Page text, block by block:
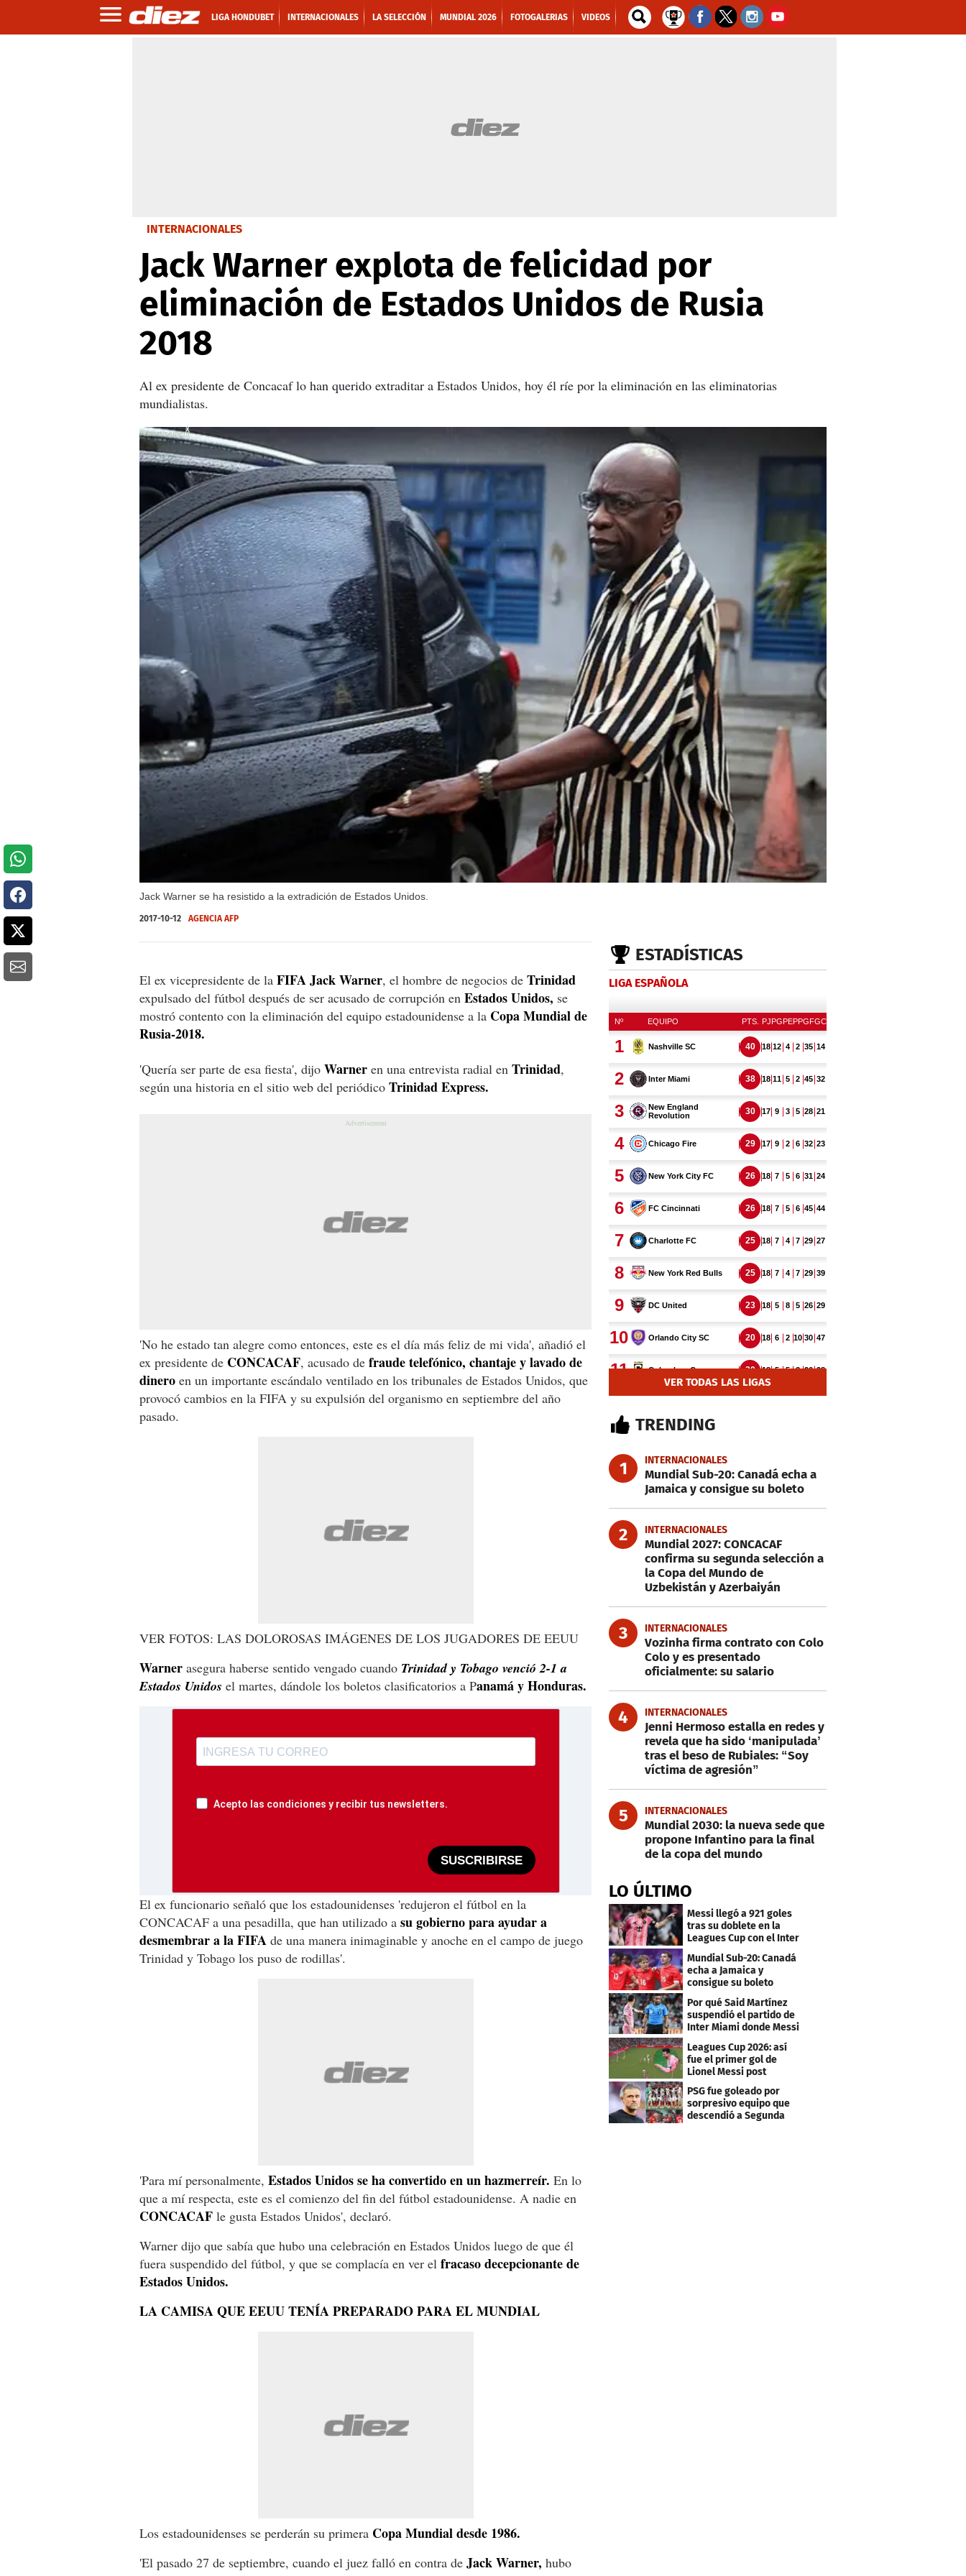
LIGA HONDUBET INTERNACIONALES LA SELECCIÓN MUNDIAL 2026 FOTOGALERIAS VIDEOS
INTERNACIONALES
Jack Warner explota de felicidad por
eliminación de Estados Unidos de Rusia
2018
Al ex presidente de Concacaf lo han querido extraditar a Estados Unidos, hoy él ríe por la eliminación en las eliminatorias
mundialistas.
Jack Warner se ha resistido a la extradición de Estados Unidos.
X
2017-10-12 AGENCIA AFP
El ex vicepresidente de la FIFA Jack Warner, el hombre de negocios de Trinidad
expulsado del fútbol después de ser acusado de corrupción en Estados Unidos, se
mostró contento con la eliminación del equipo estadounidense a la Copa Mundial de
Rusia-2018.
'Quería ser parte de esa fiesta', dijo Warner en una entrevista radial en Trinidad,
según una historia en el sitio web del periódico Trinidad Express.
'No he estado tan alegre como entonces, este es el día más feliz de mi vida', añadió el
ex presidente de CONCACAF, acusado de fraude telefónico, chantaje y lavado de
dinero en un importante escándalo ventilado en los tribunales de Estados Unidos, que
provocó cambios en la FIFA y su expulsión del organismo en septiembre del año
pasado.
VER FOTOS: LAS DOLOROSAS IMÁGENES DE LOS JUGADORES DE EEUU
Warner asegura haberse sentido vengado cuando Trinidad y Tobago venció 2-1 a
Estados Unidos el martes, dándole los boletos clasificatorios a Panamá y Honduras.
Acepto las condiciones y recibir tus newsletters.
SUSCRIBIRSE
El ex funcionario señaló que los estadounidenses 'redujeron el fútbol en la
CONCACAF a una pesadilla, que han utilizado a su gobierno para ayudar a
desmembrar a la FIFA de una manera inimaginable y anoche en el campo de juego
Trinidad y Tobago los puso de rodillas'.
'Para mí personalmente, Estados Unidos se ha convertido en un hazmerreír. En lo
que a mí respecta, este es el comienzo del fin del fútbol estadounidense. A nadie en
CONCACAF le gusta Estados Unidos', declaró.
Warner dijo que sabía que hubo una celebración en Estados Unidos luego de que él
fuera suspendido del fútbol, y que se complacía en ver el fracaso decepcionante de
Estados Unidos.
LA CAMISA QUE EEUU TENÍA PREPARADO PARA EL MUNDIAL
Los estadounidenses se perderán su primera Copa Mundial desde 1986.
'El pasado 27 de septiembre, cuando el juez falló en contra de Jack Warner, hubo
ESTADÍSTICAS
LIGA ESPAÑOLA
VER TODAS LAS LIGAS
TRENDING
1 INTERNACIONALES
Mundial Sub-20: Canadá echa a
Jamaica y consigue su boleto
2 INTERNACIONALES
Mundial 2027: CONCACAF
confirma su segunda selección a
la Copa del Mundo de
Uzbekistán y Azerbaiyán
3 INTERNACIONALES
Vozinha firma contrato con Colo
Colo y es presentado
oficialmente: su salario
4 INTERNACIONALES
Jenni Hermoso estalla en redes y
revela que ha sido ‘manipulada’
tras el beso de Rubiales: “Soy
víctima de agresión”
5 INTERNACIONALES
Mundial 2030: la nueva sede que
propone Infantino para la final
de la copa del mundo
LO ÚLTIMO
Messi llegó a 921 goles
tras su doblete en la
Leagues Cup con el Inter
Miami
Mundial Sub-20: Canadá
echa a Jamaica y
consigue su boleto
Por qué Said Martínez
suspendió el partido de
Inter Miami donde Messi
Leagues Cup 2026: así
fue el primer gol de
Lionel Messi post
Mundial
PSG fue goleado por
sorpresivo equipo que
descendió a Segunda